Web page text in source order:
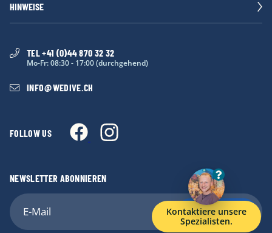
Kontaktiere unsere
Spezialisten.
HINWEISE
TEL +41 (0)44 870 32 32
Mo-Fr: 08:30 - 17:00 (durchgehend)
INFO@WEDIVE.CH
FOLLOW US
NEWSLETTER ABONNIEREN
Anmelden